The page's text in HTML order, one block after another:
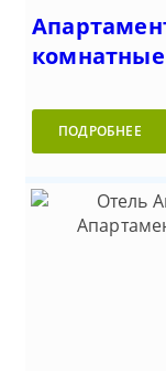
комнатные
ПОДРОБНЕЕ